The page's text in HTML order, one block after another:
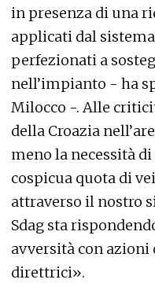
in presenza di una
applicati dal
perfezionati a
nell’impianto - ha
Milocco -. Alle
della Croazia
meno la necessità
cospicua quota di
attraverso il nostro
Sdag sta
avversità con
direttrici».